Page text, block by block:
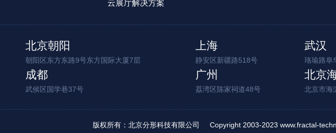
云展厅解决方案
北京朝阳
朝阳区东方东路9号东方国际大厦7层
上海
静安区新疆路518号
武汉
珞瑜路阜
成都
武侯区国学巷37号
广州
荔湾区陈家祠道48号
北京
北京市海
版权所有：北京分形科技有限公司 Copyright 2003-2023 www.fractal-